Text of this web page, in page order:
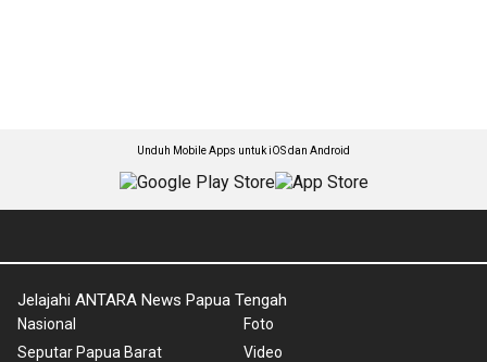
Unduh Mobile Apps untuk iOS dan Android
Jelajahi ANTARA News Papua Tengah
Nasional
Seputar Papua Barat
Foto
Video